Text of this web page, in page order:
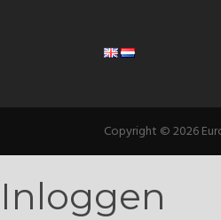
Copyright © 2026
Inloggen